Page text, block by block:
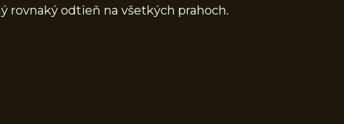
rovnaký odtieň na všetkých prahoch.